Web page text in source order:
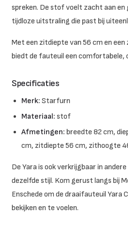
spreken. De stof voelt zacht aan en
tijdloze uitstraling die past bij
Met een zitdiepte van 56 cm en
biedt de fauteuil een comfortabele,
Specificaties
Merk: Starfurn
Materiaal: stof
Afmetingen: breedte 82 cm,
cm, zitdiepte 56 cm, zithoogte
De Yara is ook verkrijgbaar in
dezelfde stijl. Kom gerust langs bij
Enschede om de draaifauteuil Yara
bekijken en te voelen.